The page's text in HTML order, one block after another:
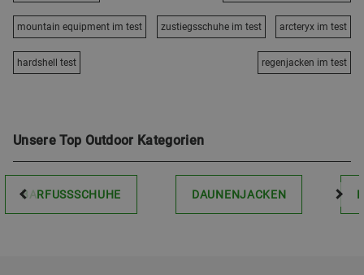
mountain equipment im test zustiegsschuhe im test arcteryx im test
hardshell test regenjacken im test
Unsere Top Outdoor Kategorien
BARFUSSSCHUHE DAUNENJACKEN